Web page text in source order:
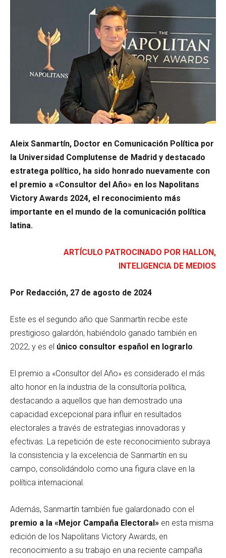
Aleix Sanmartín, Doctor en Comunicación Política por
la Universidad Complutense de Madrid y destacado
estratega político, ha sido honrado nuevamente con
el premio a «Consultor del Año» en los Napolitans
Victory Awards 2024, el reconocimiento más
importante en el mundo de la comunicación política
latina.
ARTÍCULO PATROCINADO POR HALLON,
INTELIGENCIA DE MEDIOS
Por Redacción, 27 de agosto de 2024
Este es el segundo año que Sanmartín recibe este
prestigioso galardón, habiéndolo ganado también en
2022, y es el único consultor español en lograrlo
El premio a «Consultor del Año» es considerado el más
alto honor en la industria de la consultoría política,
destacando a aquellos que han demostrado una
capacidad excepcional para influir en resultados
electorales a través de estrategias innovadoras y
efectivas. La repetición de este reconocimiento subraya
la consistencia y la excelencia de Sanmartín en su
campo, consolidándolo como una figura clave en la
política internacional.
Además, Sanmartín también fue galardonado con el
premio a la «Mejor Campaña Electoral» en esta misma
edición de los Napolitans Victory Awards, en
reconocimiento a su trabajo en una reciente campaña